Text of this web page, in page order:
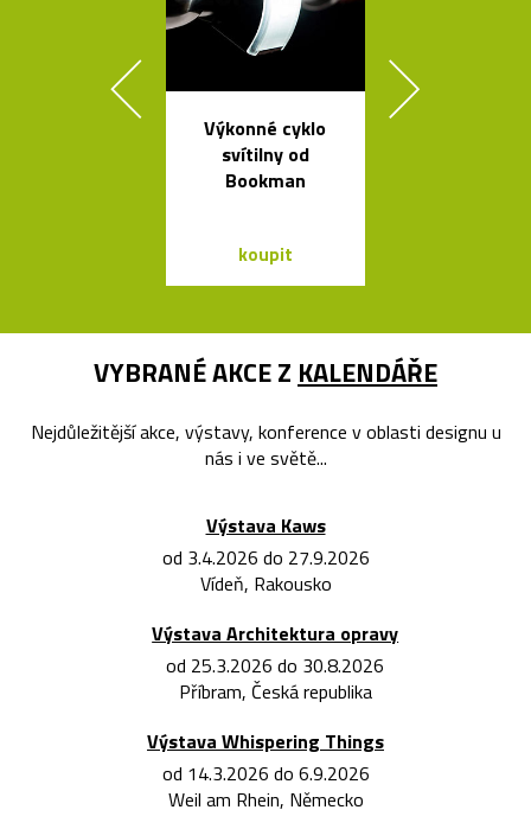
Výkonné cyklo
svítilny od
Bookman
koupit
VYBRANÉ AKCE Z KALENDÁŘE
Nejdůležitější akce, výstavy, konference v oblasti designu u
nás i ve světě...
Výstava Kaws
od 3.4.2026 do 27.9.2026
Vídeň, Rakousko
Výstava Architektura opravy
od 25.3.2026 do 30.8.2026
Příbram, Česká republika
Výstava Whispering Things
od 14.3.2026 do 6.9.2026
Weil am Rhein, Německo